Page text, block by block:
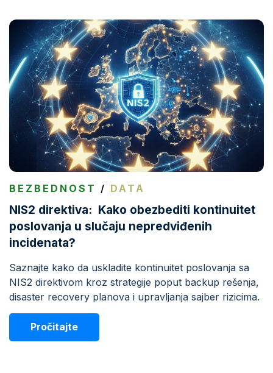
BEZBEDNOST / DATA
NIS2 direktiva: Kako obezbediti kontinuitet
poslovanja u slučaju nepredviđenih
incidenata?
Saznajte kako da uskladite kontinuitet poslovanja sa
NIS2 direktivom kroz strategije poput backup rešenja,
disaster recovery planova i upravljanja sajber rizicima.
Pročitajte